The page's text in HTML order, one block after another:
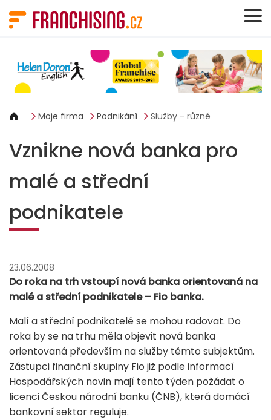
Moje firma Podnikání Služby - různé
Vznikne nová banka pro
malé a střední
podnikatele
23.06.2008
Do roka na trh vstoupí nová banka orientovaná na
malé a střední podnikatele – Fio banka.
Malí a střední podnikatelé se mohou radovat. Do
roka by se na trhu měla objevit nová banka
orientovaná především na služby těmto subjektům.
Zástupci finanční skupiny Fio již podle informací
Hospodářských novin mají tento týden požádat o
licenci Českou národní banku (ČNB), která domácí
bankovní sektor reguluje.